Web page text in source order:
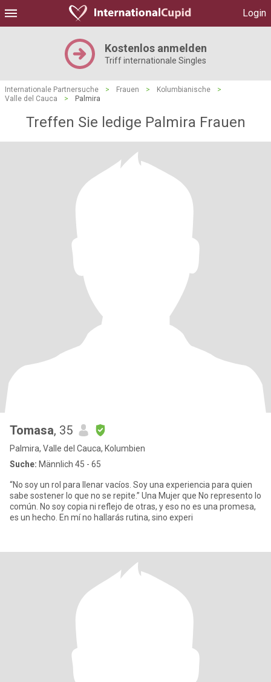
Login
Kostenlos anmelden
Triff internationale Singles
Internationale Partnersuche > Frauen > Kolumbianische
>
Valle del Cauca
> Palmira
Treffen Sie ledige Palmira Frauen
Tomasa, 35
Palmira, Valle del Cauca, Kolumbien
Suche: Männlich 45 - 65
“No soy un rol para llenar vacíos. Soy una experiencia para quien
sabe sostener lo que no se repite.” Una Mujer que No represento lo
común. No soy copia ni reflejo de otras, y eso no es una promesa,
es un hecho. En mí no hallarás rutina, sino experi